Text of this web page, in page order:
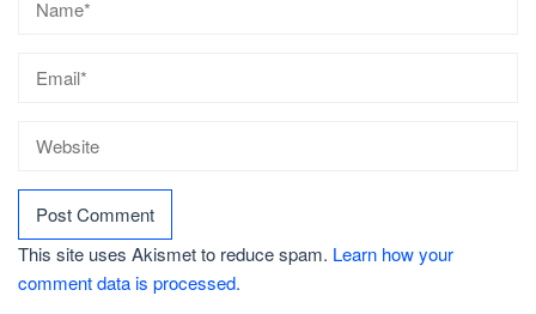
This site uses Akismet to reduce spam. Learn how your
comment data is processed.